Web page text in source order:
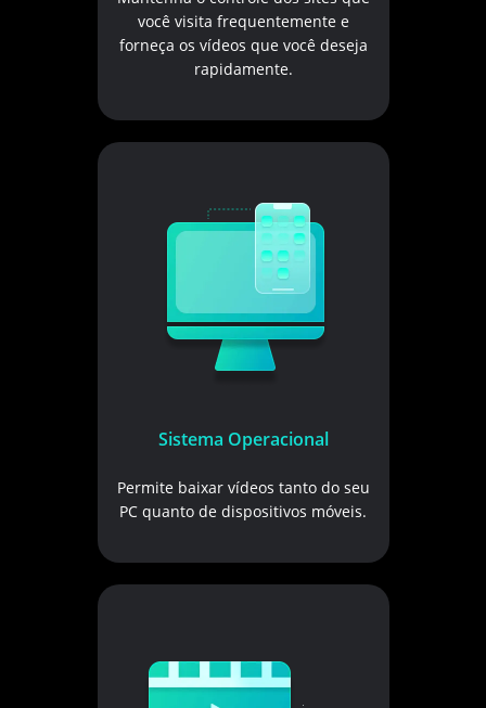
você visita frequentemente e
forneça os vídeos que você deseja
rapidamente.
Sistema Operacional
Permite baixar vídeos tanto do seu
PC quanto de dispositivos móveis.